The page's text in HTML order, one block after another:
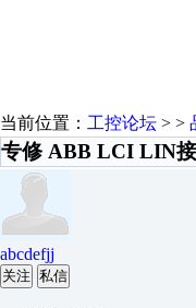
当前位置： 工控论坛 > >
专修 ABB LCI LIN
abcdefjj
关注 私信